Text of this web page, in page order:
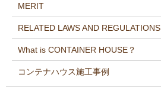
MERIT
RELATED LAWS AND REGULATIONS
What is CONTAINER HOUSE？
コンテナハウス施工事例